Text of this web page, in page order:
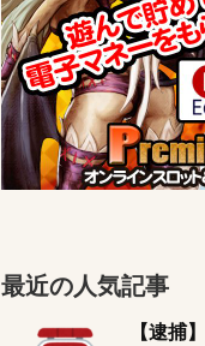
最近の人気記事
【逮捕